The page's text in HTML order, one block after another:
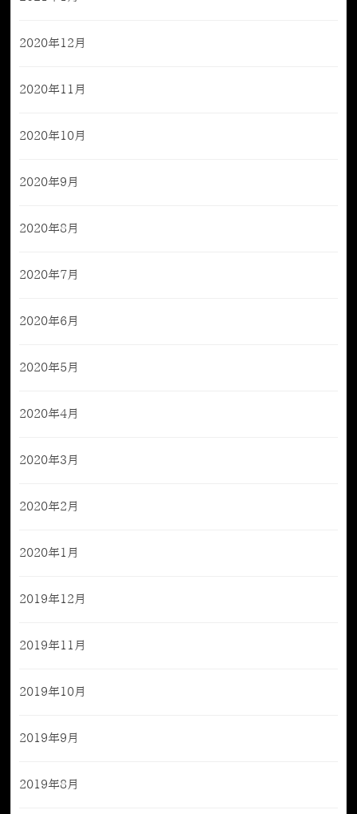
2020年12月
2020年11月
2020年10月
2020年9月
2020年8月
2020年7月
2020年6月
2020年5月
2020年4月
2020年3月
2020年2月
2020年1月
2019年12月
2019年11月
2019年10月
2019年9月
2019年8月